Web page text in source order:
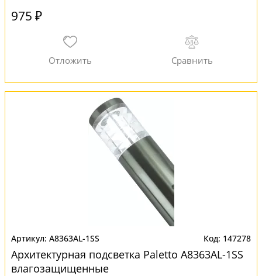
975 ₽
A8363AL-1SS 147278
Архитектурная подсветка Paletto A8363AL-1SS
влагозащищенные